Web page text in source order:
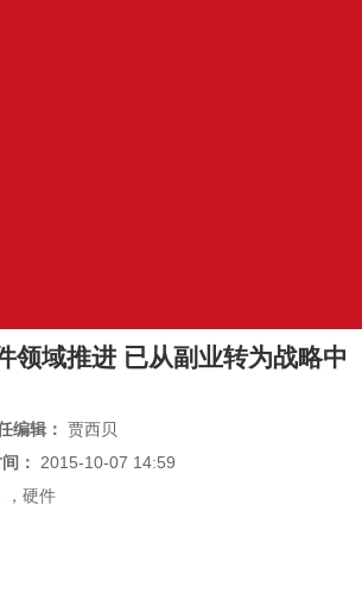
领域推进 已从副业转为战略中
编辑： 贾西贝
： 2015-10-07 14:59
， 硬件